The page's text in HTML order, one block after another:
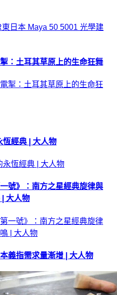
：土耳其草原上的生命狂舞
恆經典 | 大人物
號》：南方之星經典旋律與
| 大人物
義指需求量漸增 | 大人物